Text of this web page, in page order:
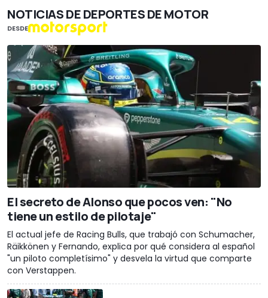
NOTICIAS DE DEPORTES DE MOTOR
DESDE
El secreto de Alonso que pocos ven: "No
tiene un estilo de pilotaje"
El actual jefe de Racing Bulls, que trabajó con Schumacher,
Räikkönen y Fernando, explica por qué considera al español
"un piloto completísimo" y desvela la virtud que comparte
con Verstappen.